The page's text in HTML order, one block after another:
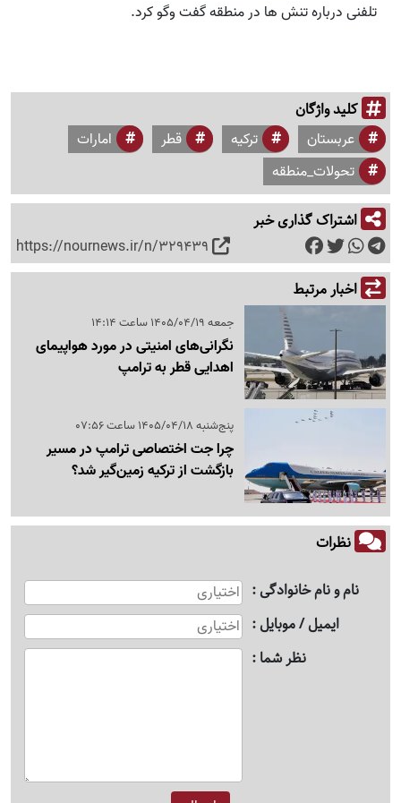
تلفنی درباره تنش ها در منطقه گفت وگو کرد.
کلید واژگان
عربستان ترکیه قطر
امارات
تحولات_منطقه
اشتراک گذاری خبر
https://nournews.ir/n/329439
اخبار مرتبط
جمعه 1405/04/19 ساعت 14:14
نگرانی‌های امنیتی در مورد هواپیمای
اهدایی قطر به ترامپ
پنج‌شنبه 1405/04/18 ساعت 07:56
چرا جت اختصاصی ترامپ در مسیر
بازگشت از ترکیه زمین‌گیر شد؟
نظرات
نام و نام خانوادگی
ایمیل / موبایل
نظر شما